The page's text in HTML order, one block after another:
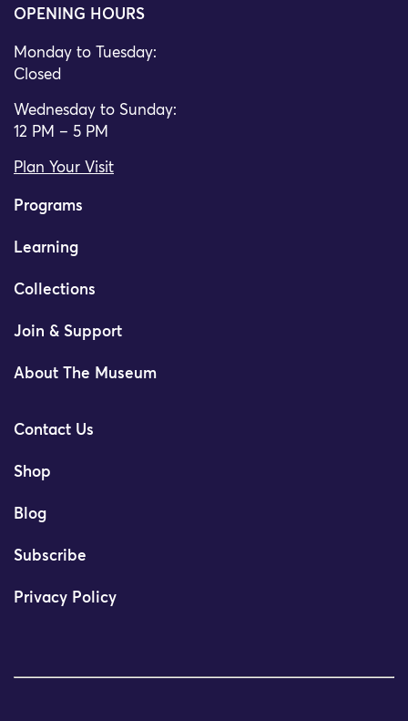
OPENING HOURS
Monday to Tuesday:
Closed
Wednesday to Sunday:
12 PM – 5 PM
Plan Your Visit
Programs
Learning
Collections
Join & Support
About The Museum
Contact Us
Shop
Blog
Subscribe
Privacy Policy